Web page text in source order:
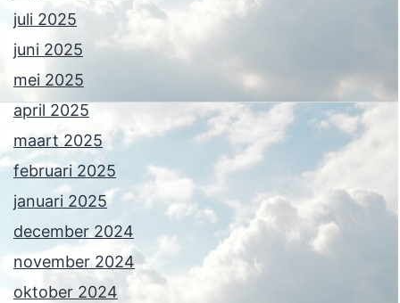
juli 2025
juni 2025
mei 2025
april 2025
maart 2025
februari 2025
januari 2025
december 2024
november 2024
oktober 2024